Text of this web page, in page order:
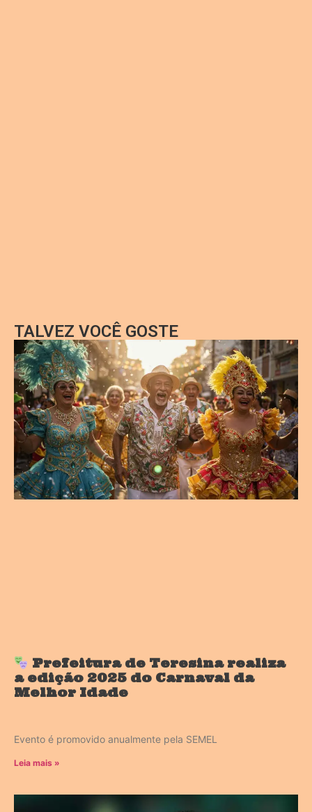
TALVEZ VOCÊ GOSTE
Prefeitura de Teresina realiza
a edição 2025 do Carnaval da
Melhor Idade
Evento é promovido anualmente pela SEMEL
Leia mais »